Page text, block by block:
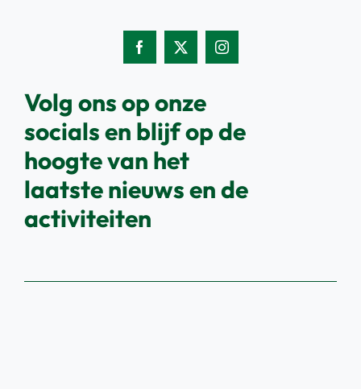
Volg ons op onze
socials en blijf op de
hoogte van het
laatste nieuws en de
activiteiten